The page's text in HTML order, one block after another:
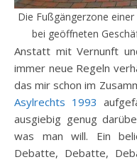
Die Fußgängerzone
bei geöffneten
Anstatt mit Vernunft
immer neue Regeln
das mir schon im
Asylrechts 1993
ausgiebig genug
was man will. Ein
Debatte, Debatte,